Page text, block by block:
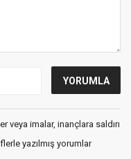
veya imalar, inançlara saldırı
yazılmış yorumlar